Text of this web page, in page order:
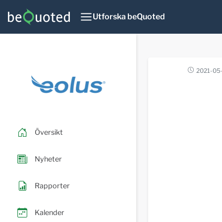
Utforska beQuoted
Översikt
Nyheter
Rapporter
Kalender
2021-